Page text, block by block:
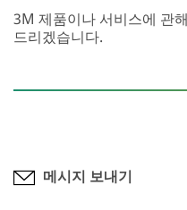
3M 제품이나 서비스에 관
드리겠습니다.
메시지 보내기